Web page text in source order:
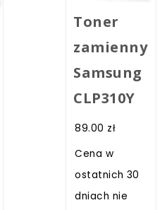
Toner
zamienny
Samsung
CLP310Y
89.00 zł
Cena w
ostatnich 30
dniach nie